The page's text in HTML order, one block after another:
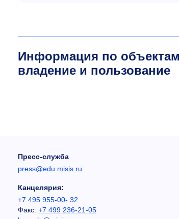
Информация по
владение и пользование
Пресс-служба
press@edu.misis.ru
Канцелярия:
+7 495 955-00- 32
Факс: +7 499 236-21-05